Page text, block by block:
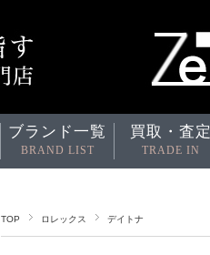
ブランド一覧
BRAND LIST
買取・査定
TRADE IN
TOP ロレックス デイトナ